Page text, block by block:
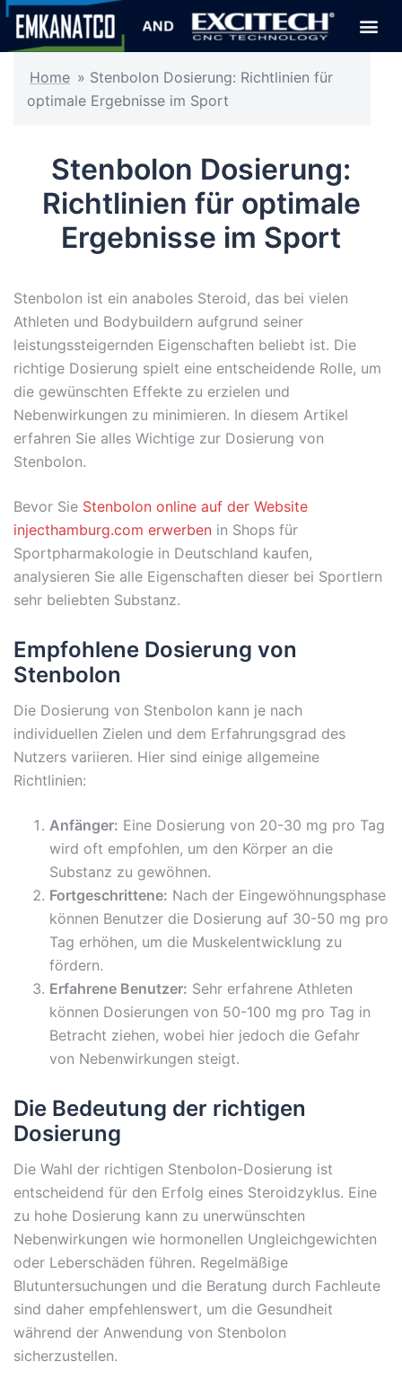
Home » Stenbolon Dosierung: Richtlinien für
optimale Ergebnisse im Sport
Stenbolon Dosierung:
Richtlinien für optimale
Ergebnisse im Sport
Stenbolon ist ein anaboles Steroid, das bei vielen
Athleten und Bodybuildern aufgrund seiner
leistungssteigernden Eigenschaften beliebt ist. Die
richtige Dosierung spielt eine entscheidende Rolle, um
die gewünschten Effekte zu erzielen und
Nebenwirkungen zu minimieren. In diesem Artikel
erfahren Sie alles Wichtige zur Dosierung von
Stenbolon.
Bevor Sie Stenbolon online auf der Website
injecthamburg.com erwerben in Shops für
Sportpharmakologie in Deutschland kaufen,
analysieren Sie alle Eigenschaften dieser bei Sportlern
sehr beliebten Substanz.
Empfohlene Dosierung von
Stenbolon
Die Dosierung von Stenbolon kann je nach
individuellen Zielen und dem Erfahrungsgrad des
Nutzers variieren. Hier sind einige allgemeine
Richtlinien:
Anfänger: Eine Dosierung von 20-30 mg pro Tag
wird oft empfohlen, um den Körper an die
Substanz zu gewöhnen.
Fortgeschrittene: Nach der Eingewöhnungsphase
können Benutzer die Dosierung auf 30-50 mg pro
Tag erhöhen, um die Muskelentwicklung zu
fördern.
Erfahrene Benutzer: Sehr erfahrene Athleten
können Dosierungen von 50-100 mg pro Tag in
Betracht ziehen, wobei hier jedoch die Gefahr
von Nebenwirkungen steigt.
Die Bedeutung der richtigen
Dosierung
Die Wahl der richtigen Stenbolon-Dosierung ist
entscheidend für den Erfolg eines Steroidzyklus. Eine
zu hohe Dosierung kann zu unerwünschten
Nebenwirkungen wie hormonellen Ungleichgewichten
oder Leberschäden führen. Regelmäßige
Blutuntersuchungen und die Beratung durch Fachleute
sind daher empfehlenswert, um die Gesundheit
während der Anwendung von Stenbolon
sicherzustellen.